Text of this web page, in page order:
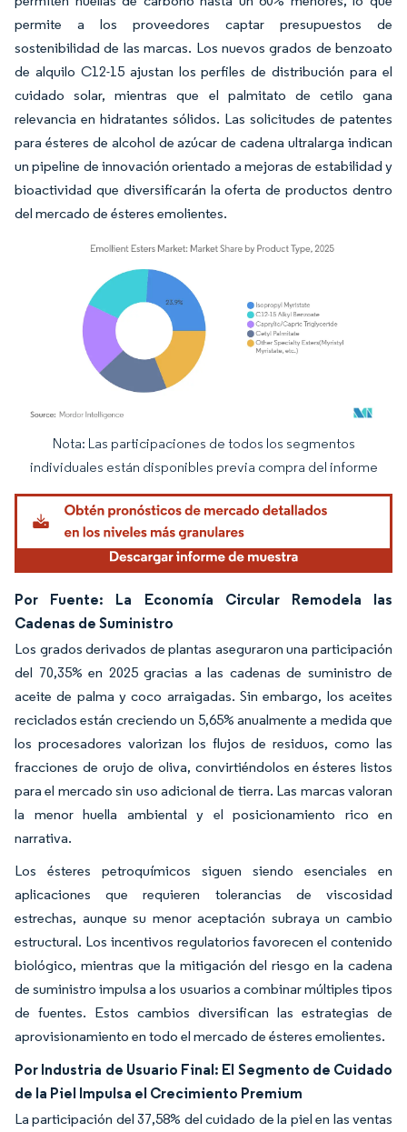
permite a los proveedores captar presupuestos de
sostenibilidad de las marcas. Los nuevos grados de benzoato
de alquilo C12-15 ajustan los perfiles de distribución para el
cuidado solar, mientras que el palmitato de cetilo gana
relevancia en hidratantes sólidos. Las solicitudes de patentes
para ésteres de alcohol de azúcar de cadena ultralarga indican
un pipeline de innovación orientado a mejoras de estabilidad y
bioactividad que diversificarán la oferta de productos dentro
del mercado de ésteres emolientes.
Imagen © Mordor Intelligence. El uso requiere atribución según CC BY 4.0.
Nota: Las participaciones de todos los segmentos
individuales están disponibles previa compra del informe
Por Fuente: La Economía Circular Remodela las
Cadenas de Suministro
Los grados derivados de plantas aseguraron una participación
del 70,35% en 2025 gracias a las cadenas de suministro de
aceite de palma y coco arraigadas. Sin embargo, los aceites
reciclados están creciendo un 5,65% anualmente a medida que
los procesadores valorizan los flujos de residuos, como las
fracciones de orujo de oliva, convirtiéndolos en ésteres listos
para el mercado sin uso adicional de tierra. Las marcas valoran
la menor huella ambiental y el posicionamiento rico en
narrativa.
Los ésteres petroquímicos siguen siendo esenciales en
aplicaciones que requieren tolerancias de viscosidad
estrechas, aunque su menor aceptación subraya un cambio
estructural. Los incentivos regulatorios favorecen el contenido
biológico, mientras que la mitigación del riesgo en la cadena
de suministro impulsa a los usuarios a combinar múltiples tipos
de fuentes. Estos cambios diversifican las estrategias de
aprovisionamiento en todo el mercado de ésteres emolientes.
Por Industria de Usuario Final: El Segmento de Cuidado
de la Piel Impulsa el Crecimiento Premium
La participación del 37,58% del cuidado de la piel en las ventas